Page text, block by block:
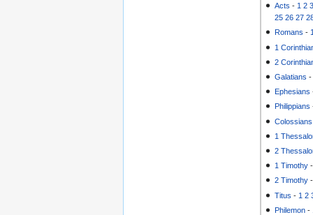
Acts - 1 2
25 26 27
Romans -
1
2
Galatians
Ephesians
Philippians
Colossians
1
2
1 Timothy
2 Timothy
Titus - 1 2
Philemon -